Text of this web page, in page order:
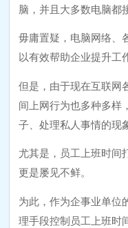
脑，并且大多数电脑都
毋庸置疑，电脑网络、
以有效帮助企业提升工
但是，由于现在互联网
间上网行为也多种多样
子、处理私人事情的现
尤其是，员工上班时间
更是屡见不鲜。
为此，作为企事业单位
理手段控制员工上班时